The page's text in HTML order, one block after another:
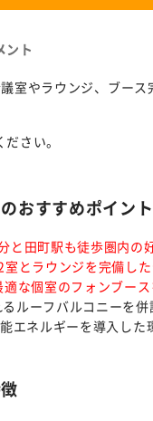
ント
室やラウンジ、ブース
さい。
おすすめポイント
と田町駅も徒歩圏内の
とラウンジを完備し
適な個室のフォンブー
ルーフバルコニーを併
エネルギーを導入した